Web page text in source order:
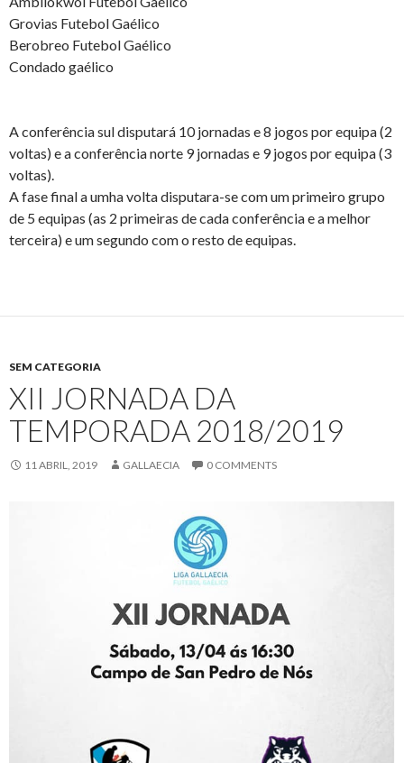
Grovias Futebol Gaélico
Berobreo Futebol Gaélico
Condado gaélico
A conferência sul disputará 10 jornadas e 8 jogos por equipa (2
voltas) e a conferência norte 9 jornadas e 9 jogos por equipa (3
voltas).
A fase final a umha volta disputara-se com um primeiro grupo
de 5 equipas (as 2 primeiras de cada conferência e a melhor
terceira) e um segundo com o resto de equipas.
SEM CATEGORIA
XII JORNADA DA
TEMPORADA 2018/2019
11 ABRIL, 2019 GALLAECIA 0 COMMENTS